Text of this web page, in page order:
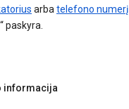
arbatelefono numerį
paskyra.
informacija